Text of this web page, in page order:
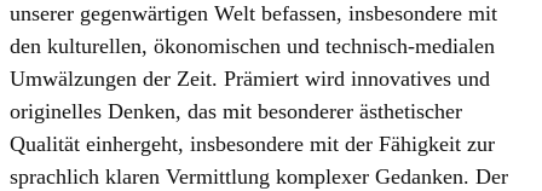
unserer gegenwärtigen Welt befassen, insbesondere mit
den kulturellen, ökonomischen und technisch-medialen
Umwälzungen der Zeit. Prämiert wird innovatives und
originelles Denken, das mit besonderer ästhetischer
Qualität einhergeht, insbesondere mit der Fähigkeit zur
sprachlich klaren Vermittlung komplexer Gedanken. Der